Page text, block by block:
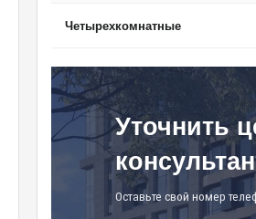
Четырехкомнатные
Уточнить
Оставьте свой номер